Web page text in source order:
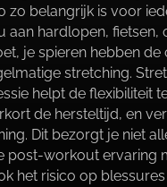
zo belangrijk is voor
aan hardlopen, fietsen,
je spieren hebben de
stretching.​
helpt de flexibiliteit
de hersteltijd, en
Dit bezorgt je niet
post-workout ervaring
het risico op